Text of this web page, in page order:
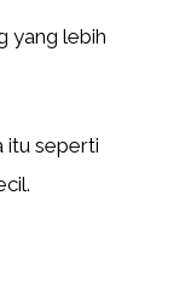
yang lebih
itu seperti